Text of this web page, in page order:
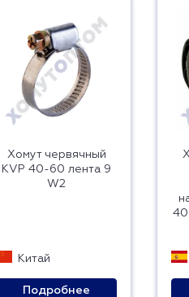
Хомут червячный
KVP 40-60 лента 9
W2
Китай
Подробнее